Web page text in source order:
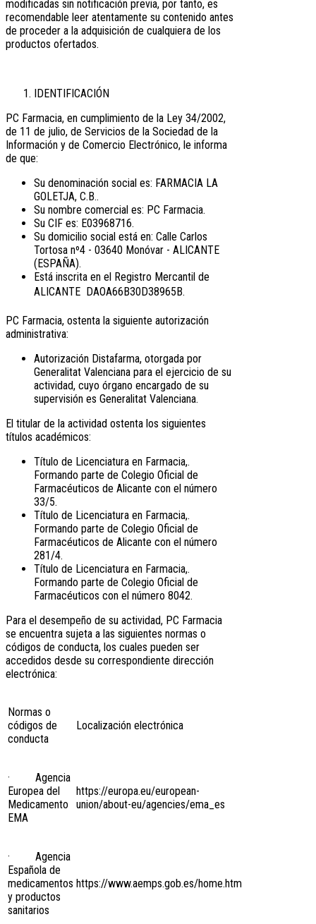
modificadas sin notificación previa, por tanto, es
recomendable leer atentamente su contenido antes
de proceder a la adquisición de cualquiera de los
productos ofertados.
IDENTIFICACIÓN
PC Farmacia, en cumplimiento de la Ley 34/2002,
de 11 de julio, de Servicios de la Sociedad de la
Información y de Comercio Electrónico, le informa
de que:
Su denominación social es: FARMACIA LA
GOLETJA, C.B..
Su nombre comercial es: PC Farmacia.
Su CIF es: E03968716.
Su domicilio social está en: Calle Carlos
Tortosa nº4 - 03640 Monóvar - ALICANTE
(ESPAÑA).
Está inscrita en el Registro Mercantil de
ALICANTE  DAOA66B30D38965B.
PC Farmacia, ostenta la siguiente autorización
administrativa:
Autorización Distafarma, otorgada por
Generalitat Valenciana para el ejercicio de su
actividad, cuyo órgano encargado de su
supervisión es Generalitat Valenciana.
El titular de la actividad ostenta los siguientes
títulos académicos:
Título de Licenciatura en Farmacia,.
Formando parte de Colegio Oficial de
Farmacéuticos de Alicante con el número
33/5.
Título de Licenciatura en Farmacia,.
Formando parte de Colegio Oficial de
Farmacéuticos de Alicante con el número
281/4.
Título de Licenciatura en Farmacia,.
Formando parte de Colegio Oficial de
Farmacéuticos con el número 8042.
Para el desempeño de su actividad, PC Farmacia
se encuentra sujeta a las siguientes normas o
códigos de conducta, los cuales pueden ser
accedidos desde su correspondiente dirección
electrónica:
Normas o
códigos de
conducta
Localización electrónica
· Agencia
Europea del
Medicamento
EMA
https://europa.eu/european-
union/about-eu/agencies/ema_es
· Agencia
Española de
medicamentos
y productos
sanitarios
https://www.aemps.gob.es/home.htm